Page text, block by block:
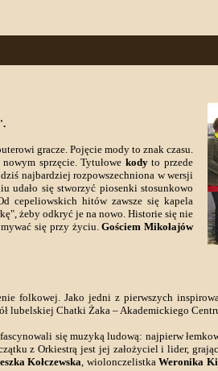
gracze. Pojęcie mody to znak czasu.
sprzęcie. Tytułowe kodyto przede
najbardziej rozpowszechniona w wersji
udało się stworzyć piosenki stosunkowo
cepeliowskich hitów zawsze się kapela
żeby odkryć je na nowo. Historie się nie
się przy życiu.Gościem Mikołajów
folkowej. Jako jedni z pierwszych
lubelskiej Chatki Żaka – Akademickiego
się muzyką ludową: najpierw
z Orkiestrą jest jej założyciel i lider,
Kołczewska, wiolonczelistkaWeronika